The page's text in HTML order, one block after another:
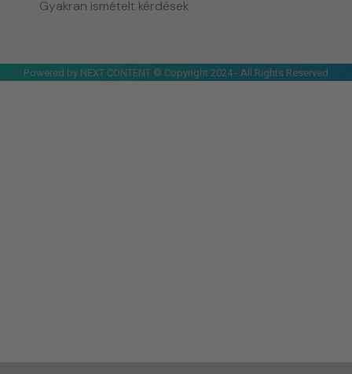
Gyakran ismételt kérdések
Powered by NEXT CONTENT © Copyright 2024 - All Rights Reserved